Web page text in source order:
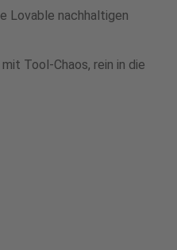
Lovable nachhaltigen
Tool-Chaos, rein in die